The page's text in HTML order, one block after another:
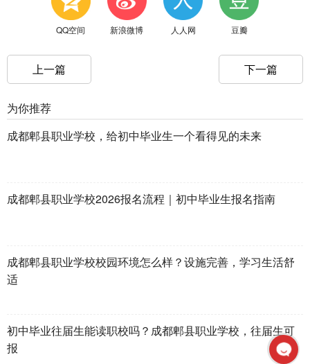
QQ空间 新浪微博 人人网 豆瓣
上一篇 下一篇
为你推荐
成都郫县职业学校，给初中毕业生一个看得见的未来
成都郫县职业学校2026报名流程｜初中毕业生报名指南
成都郫县职业学校校园环境怎么样？设施完善，学习生活舒
适
初中毕业往届生能读职校吗？成都郫县职业学校，往届生可
报